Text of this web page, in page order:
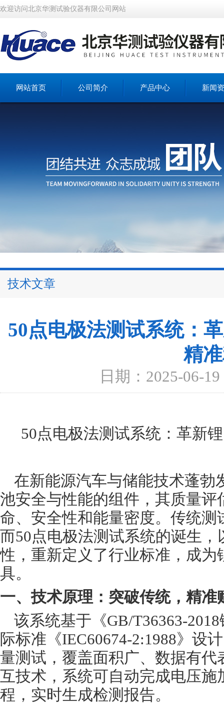
欢迎访问北京华测试验仪器有限公司网站
网站首页 公司简介 产品中心 新闻
技术文章
50点电极法测试系统：
精
日期：2025-06-19
50点电极法测试系统：革新
在新能源汽车与储能技术蓬勃
池安全与性能的组件，其质量
命、安全性和能量密度。传统
而50点电极法测试系统的诞生，
性，重新定义了行业标准，成
具。
一、技术原理：突破传统，精准
该系统基于《GB/T36363-
际标准《IEC60674-2:1988》设
量测试，覆盖面积广、数据有
互技术，系统可自动完成电压
程，实时生成检测报告。